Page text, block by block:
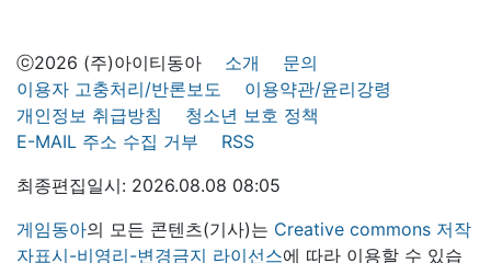
ⓒ2026 (주)아이티동아 소개
문의
이용자 고충처리/반론보도
이용약관/윤리강령
개인정보 취급방침
청소년 보호 정책
E-MAIL 주소 수집 거부
RSS
최종편집일시: 2026.08.08 08:05
게임동아의 모든 콘텐츠(기사)는 Creative commons 저작
자표시-비영리-변경금지 라이선스에 따라 이용할 수 있습